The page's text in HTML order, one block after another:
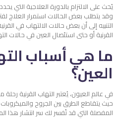
يُحث على الالتزام بالدورة العلاجية التي
وقد يتطلب بعض الحالات استمرار العلاج
التنبيه إلى أن بعض حالات الالتهاب في
القرنية أو حتى استئصال العين في حالات
ما هي أسباب
العين؟
في عالم العيون، يُعتبر التهاب القرنية
حيث يتقاطع الطرق بين الجروح
المفصلة التي قد تُفسر لك سر انتشار هذا